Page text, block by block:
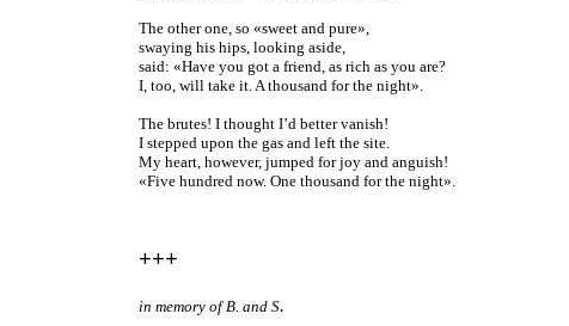
The other one, so «sweet and pure»,
swaying his hips, looking aside,
said: «Have you got a friend, as rich as you are?
I, too, will take it. A thousand for the night».
The brutes! I thought I’d better vanish!
I stepped upon the gas and left the site.
My heart, however, jumped for joy and anguish!
«Five hundred now. One thousand for the night».
+++
in memory of B. and S.